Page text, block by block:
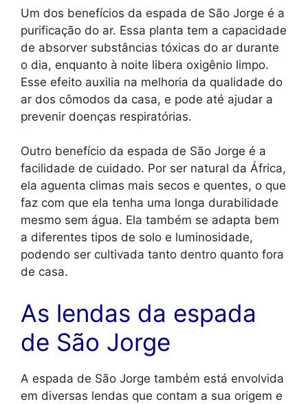
Um dos benefícios da espada de São Jorge é a
purificação do ar. Essa planta tem a capacidade
de absorver substâncias tóxicas do ar durante
o dia, enquanto à noite libera oxigênio limpo.
Esse efeito auxilia na melhoria da qualidade do
ar dos cômodos da casa, e pode até ajudar a
prevenir doenças respiratórias.
Outro benefício da espada de São Jorge é a
facilidade de cuidado. Por ser natural da África,
ela aguenta climas mais secos e quentes, o que
faz com que ela tenha uma longa durabilidade
mesmo sem água. Ela também se adapta bem
a diferentes tipos de solo e luminosidade,
podendo ser cultivada tanto dentro quanto fora
de casa.
As lendas da espada
de São Jorge
A espada de São Jorge também está envolvida
em diversas lendas que contam a sua origem e